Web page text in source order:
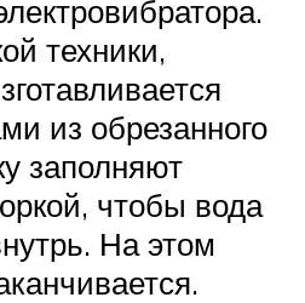
техники,
из обрезанного
заполняют
чтобы вода
На этом